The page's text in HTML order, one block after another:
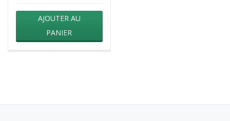
AJOUTER AU
PANIER